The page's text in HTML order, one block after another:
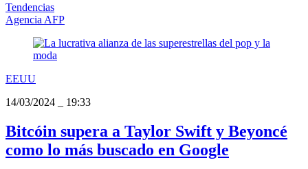
Tendencias
Agencia AFP
EEUU
14/03/2024
19:33
Bitcóin supera a Taylor Swift y Beyoncé
como lo más buscado en Google